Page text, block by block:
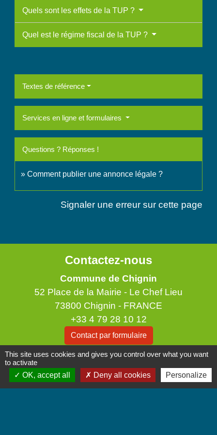
Quels sont les effets de la TUP ?
Quel est le régime fiscal de la TUP ?
Textes de référence
Services en ligne et formulaires
Questions ? Réponses !
Comment publier une annonce légale ?
Signaler une erreur sur cette page
Contactez-nous
Commune de Chignin
52 Place de la Mairie - Le Chef Lieu
73800 Chignin - FRANCE
+33 4 79 28 10 12
Contact par formulaire
Lundi et Jeudi de 16h à 19h.
Vendredi de 9h à 12h.
This site uses cookies and gives you control over what you want
to activate
OK, accept all
Deny all cookies Personalize